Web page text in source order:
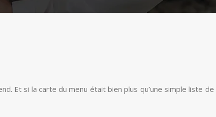
si la carte du menu était bien plus qu’une simple liste